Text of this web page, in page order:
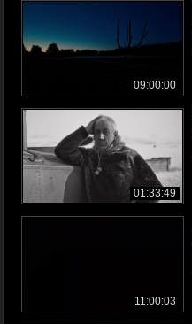
09:00:00
01:33:49
11:00:03